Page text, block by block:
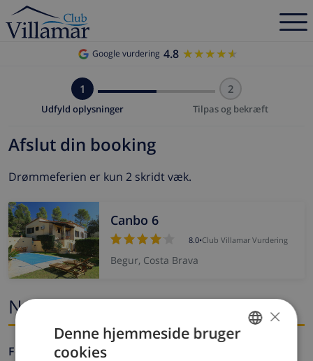
Google vurdering 4.8 ★★★★★
★★★★★
1
Udfyld oplysninger
2
Tilpas og bekræft
Afslut din booking
Drømmeferien er kun 2 skridt væk.
Canbo 6
8.0•Club Villamar Vurdering
Begur, Costa Brava
Navn og e-mail
Fornavn *
×
Denne hjemmeside bruger
cookies